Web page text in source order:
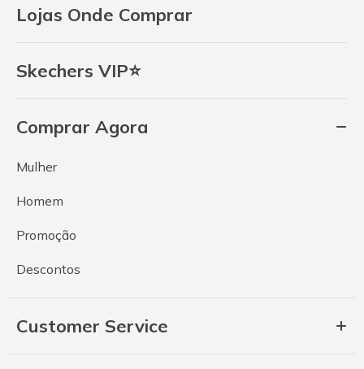
Lojas Onde Comprar
Skechers VIP⭐
Comprar Agora
Mulher
Homem
Promoção
Descontos
Customer Service